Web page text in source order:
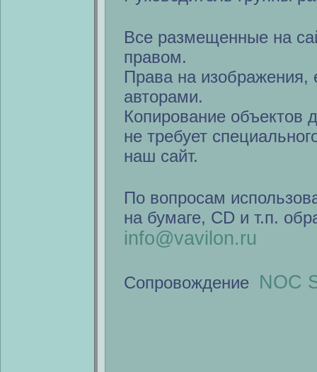
Все размещенные на
правом.
Права на изображения,
авторами.
Копирование объектов
не требует
наш сайт.
По вопросам
на бумаге, CD и т.п.
info@vavilon.ru
Сопровождение NOC